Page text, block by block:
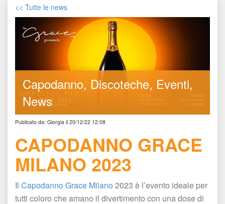
<< Tutte le new
Capodanno Discoteche Eventi
New
Publicato da: Giorgia il 20/12/22 12:08
CAPODANNO GRACE
MILANO 2023
Il Capodanno Grace Milano 2023 è l’evento ideale per
tutti coloro che amano il divertimento con una dose di